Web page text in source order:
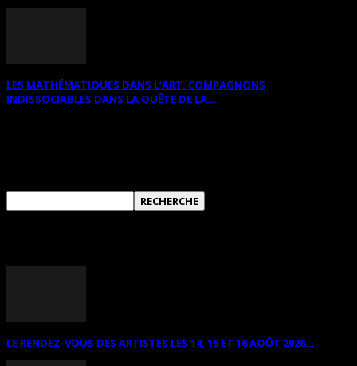
LES MATHÉMATIQUES DANS L’ART. COMPAGNONS
INDISSOCIABLES DANS LA QUÊTE DE LA...
LE RENDEZ-VOUS DES ARTISTES LES 14, 15 ET 16 AOÛT 2026...